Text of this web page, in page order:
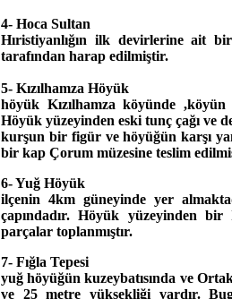
4- Hoca Sultan
Hıristiyanlığın ilk devirlerine ait
tarafından harap edilmiştir.
5- Kızılhamza Höyük
höyük Kızılhamza köyünde
Höyük yüzeyinden eski tunç çağı ve
kurşun bir figür ve höyüğün karşı
bir kap Çorum müzesine teslim
6- Yuğ Höyük
ilçenin 4km güneyinde yer
çapındadır. Höyük yüzeyinden
parçalar toplanmıştır.
7- Fığla Tepesi
yuğ höyüğün kuzeybatısında ve
ve 25 metre yüksekliği vardır.